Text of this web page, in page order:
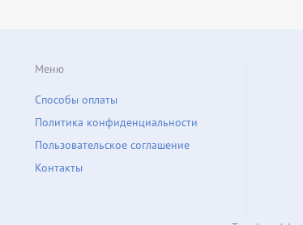
Меню
Способы оплаты
Политика конфиденциальности
Пользовательское соглашение
Контакты